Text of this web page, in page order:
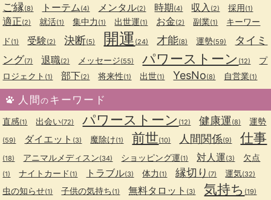
ご縁(8) トーテム(4) メンタル(2) 時期(4) 収入 (2) 採用(1)
適正(2) 就活(1) 集中力 (1) 出世運(1) お金(2) 副業(1)
キーワー
ド (1) 受験(2) 決断(5) 開運 (24) 才能(8) 運勢(59)
タイミ
ング(7) 退職(2) メッセージ(55) パワーストーン (12)
プ
ロジェクト (1) 部下(2) 将来性(1) 出世(1) YesNo(8) 自営業(1)
人間のキーワード
直感(1) 出会い(72) パワーストーン (12) 健康運(8) 運勢
(59) ダイエット (3) 魔除け(1) 前世(10) 人間関係(9) 仕事
(18) アニマルメディスン(34) ショッピング運(1) 対人運(3) 欠点
(1) ナイトカード (1) トラブル(3) 体力 (1) 縁切り (7) 運気(32)
虫の知らせ(1) 子供の気持ち(1) 無料タロット (3) 気持ち (19)